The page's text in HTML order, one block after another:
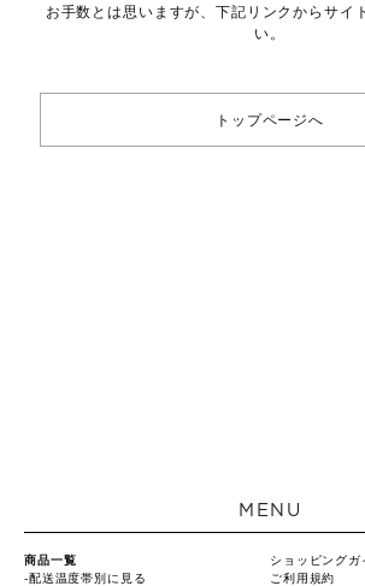
お手数とは思いますが、下記リンクからサイ
い。
トップページへ
MENU
商品一覧
配送温度帯別に見る
ショッピングガ
ご利用規約